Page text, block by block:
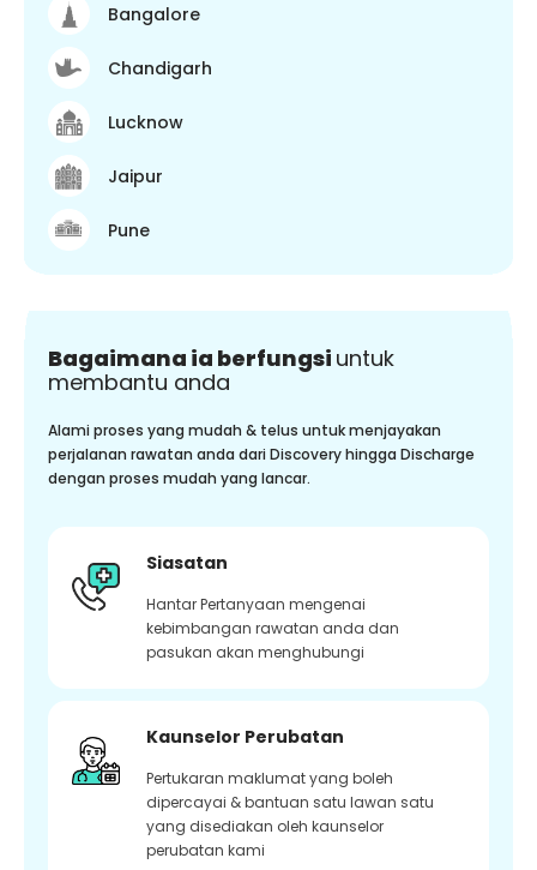
Bangalore
Chandigarh
Lucknow
Jaipur
Pune
Bagaimana ia berfungsi untuk
membantu anda
Alami proses yang mudah & telus untuk menjayakan
perjalanan rawatan anda dari Discovery hingga Discharge
dengan proses mudah yang lancar.
Siasatan
Hantar Pertanyaan mengenai
kebimbangan rawatan anda dan
pasukan akan menghubungi
Kaunselor Perubatan
Pertukaran maklumat yang boleh
dipercayai & bantuan satu lawan satu
yang disediakan oleh kaunselor
perubatan kami